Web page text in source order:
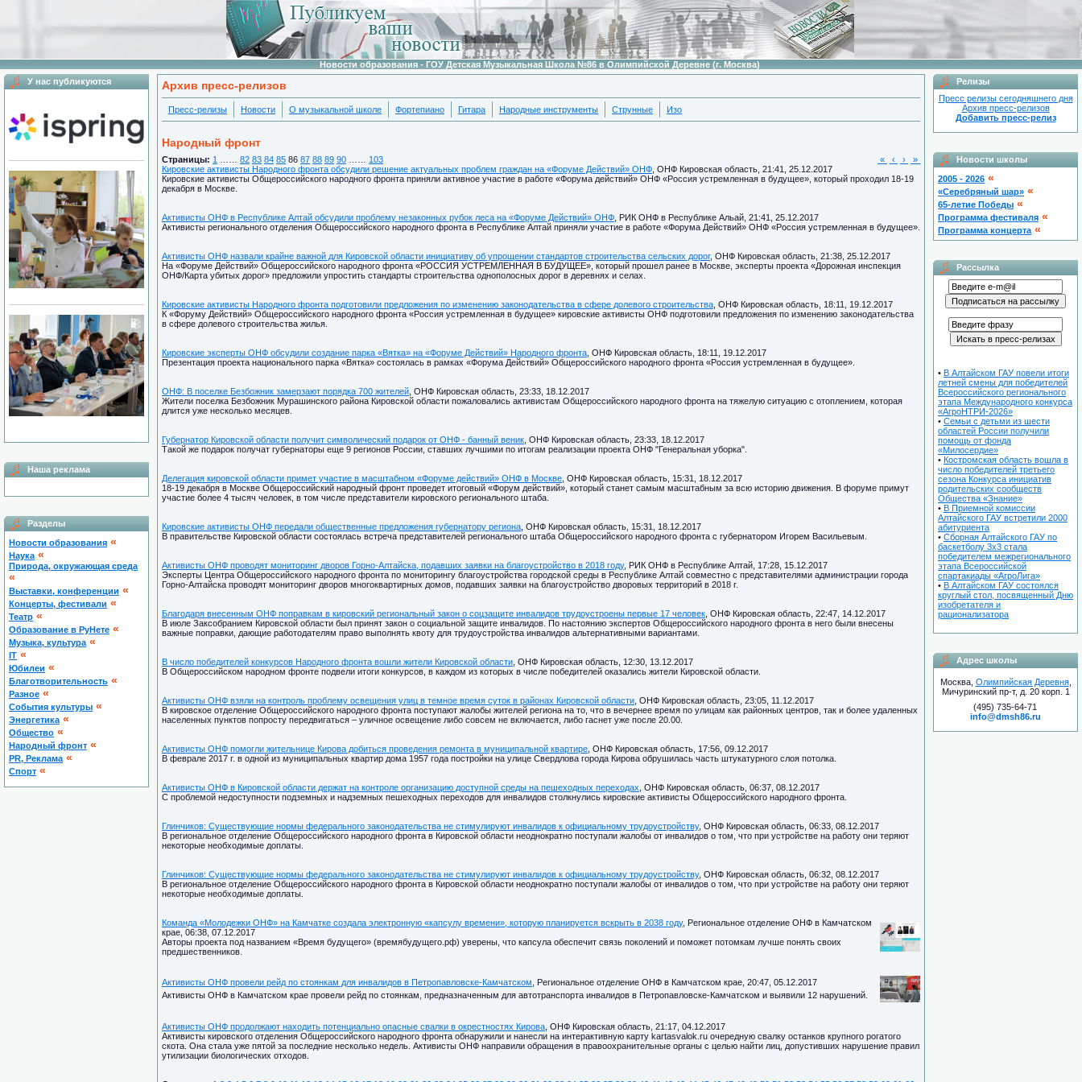
Новости образования - ГОУ Детская Музыкальная Школа №86 в Олимпийской Деревне (г. Москва)
У нас публикуются
Наша реклама
Разделы
Новости образования «
Наука «
Природа, окружающая среда
«
Выставки, конференции «
Концерты, фестивали «
Театр «
Образование в РуНете «
Музыка, культура «
IT «
Юбилеи «
Благотворительность «
Разное «
Cобытия культуры «
Энергетика «
Общество «
Народный фронт «
PR, Реклама «
Спорт «
Архив пресс-релизов
Пресс-релизы Новости О музыкальной школе Фортепиано Гитара Народные инструменты Струнные Изо
Народный фронт
Страницы: 1 82 83 84 85 86 87 88 89 90 103 « ‹ ›
»
Кировские активисты Народного фронта обсудили решение актуальных проблем граждан на «Форуме Действий» ОНФ , ОНФ Кировская область, 21:41, 25.12.2017
Кировские активисты Общероссийского народного фронта приняли активное участие в работе «Форума действий» ОНФ «Россия устремленная в будущее», который проходил 18-19
декабря в Москве.
Активисты ОНФ в Республике Алтай обсудили проблему незаконных рубок леса на «Форуме Действий» ОНФ , РИК ОНФ в Республике Альай, 21:41, 25.12.2017
Активисты регионального отделения Общероссийского народного фронта в Республике Алтай приняли участие в работе «Форума Действий» ОНФ «Россия устремленная в будущее».
Активисты ОНФ назвали крайне важной для Кировской области инициативу об упрощении стандартов строительства сельских дорог, ОНФ Кировская область, 21:38, 25.12.2017
На «Форуме Действий» Общероссийского народного фронта «РОССИЯ УСТРЕМЛЕННАЯ В БУДУЩЕЕ», который прошел ранее в Москве, эксперты проекта «Дорожная инспекция
ОНФ/Карта убитых дорог» предложили упростить стандарты строительства однополосных дорог в деревнях и селах.
Кировские активисты Народного фронта подготовили предложения по изменению законодательства в сфере долевого строительства , ОНФ Кировская область, 18:11, 19.12.2017
К «Форуму Действий» Общероссийского народного фронта «Россия устремленная в будущее» кировские активисты ОНФ подготовили предложения по изменению законодательства
в сфере долевого строительства жилья.
Кировские эксперты ОНФ обсудили создание парка «Вятка» на «Форуме Действий» Народного фронта , ОНФ Кировская область, 18:11, 19.12.2017
Презентация проекта национального парка «Вятка» состоялась в рамках «Форума Действий» Общероссийского народного фронта «Россия устремленная в будущее».
ОНФ: В поселке Безбожник замерзают порядка 700 жителей , ОНФ Кировская область, 23:33, 18.12.2017
Жители поселка Безбожник Мурашинского района Кировской области пожаловались активистам Общероссийского народного фронта на тяжелую ситуацию с отоплением, которая
длится уже несколько месяцев.
Губернатор Кировской области получит символический подарок от ОНФ - банный веник , ОНФ Кировская область, 23:33, 18.12.2017
Такой же подарок получат губернаторы еще 9 регионов России, ставших лучшими по итогам реализации проекта ОНФ "Генеральная уборка".
Делегация кировской области примет участие в масштабном «Форуме действий» ОНФ в Москве , ОНФ Кировская область, 15:31, 18.12.2017
18-19 декабря в Москве Общероссийский народный фронт проведет итоговый «Форум действий», который станет самым масштабным за всю историю движения. В форуме примут
участие более 4 тысяч человек, в том числе представители кировского регионального штаба.
Кировские активисты ОНФ передали общественные предложения губернатору региона , ОНФ Кировская область, 15:31, 18.12.2017
В правительстве Кировской области состоялась встреча представителей регионального штаба Общероссийского народного фронта с губернатором Игорем Васильевым.
Активисты ОНФ проводят мониторинг дворов Горно-Алтайска, подавших заявки на благоустройство в 2018 году, РИК ОНФ в Республике Алтай, 17:28, 15.12.2017
Эксперты Центра Общероссийского народного фронта по мониторингу благоустройства городской среды в Республике Алтай совместно с представителями администрации города
Горно-Алтайска проводят мониторинг дворов многоквартирных домов, подавших заявки на благоустройство дворовых территорий в 2018 г.
Благодаря внесенным ОНФ поправкам в кировский региональный закон о соцзащите инвалидов трудоустроены первые 17 человек , ОНФ Кировская область, 22:47, 14.12.2017
В июле Заксобранием Кировской области был принят закон о социальной защите инвалидов. По настоянию экспертов Общероссийского народного фронта в него были внесены
важные поправки, дающие работодателям право выполнять квоту для трудоустройства инвалидов альтернативными вариантами.
В число победителей конкурсов Народного фронта вошли жители Кировской области , ОНФ Кировская область, 12:30, 13.12.2017
В Общероссийском народном фронте подвели итоги конкурсов, в каждом из которых в числе победителей оказались жители Кировской области.
Активисты ОНФ взяли на контроль проблему освещения улиц в темное время суток в районах Кировской области , ОНФ Кировская область, 23:05, 11.12.2017
В кировское отделение Общероссийского народного фронта поступают жалобы жителей региона на то, что в вечернее время по улицам как районных центров, так и более удаленных
населенных пунктов попросту передвигаться – уличное освещение либо совсем не включается, либо гаснет уже после 20.00.
Активисты ОНФ помогли жительнице Кирова добиться проведения ремонта в муниципальной квартире , ОНФ Кировская область, 17:56, 09.12.2017
В феврале 2017 г. в одной из муниципальных квартир дома 1957 года постройки на улице Свердлова города Кирова обрушилась часть штукатурного слоя потолка.
Активисты ОНФ в Кировской области держат на контроле организацию доступной среды на пешеходных переходах , ОНФ Кировская область, 06:37, 08.12.2017
С проблемой недоступности подземных и надземных пешеходных переходов для инвалидов столкнулись кировские активисты Общероссийского народного фронта.
Глинчиков: Существующие нормы федерального законодательства не стимулируют инвалидов к официальному трудоустройству, ОНФ Кировская область, 06:33, 08.12.2017
В региональное отделение Общероссийского народного фронта в Кировской области неоднократно поступали жалобы от инвалидов о том, что при устройстве на работу они теряют
некоторые необходимые доплаты.
Глинчиков: Существующие нормы федерального законодательства не стимулируют инвалидов к официальному трудоустройству, ОНФ Кировская область, 06:32, 08.12.2017
В региональное отделение Общероссийского народного фронта в Кировской области неоднократно поступали жалобы от инвалидов о том, что при устройстве на работу они теряют
некоторые необходимые доплаты.
Команда «Молодежки ОНФ» на Камчатке создала электронную «капсулу времени», которую планируется вскрыть в 2038 году, Региональное отделение ОНФ в Камчатском
крае, 06:38, 07.12.2017
Авторы проекта под названием «Время будущего» (времябудущего.рф) уверены, что капсула обеспечит связь поколений и поможет потомкам лучше понять своих
предшественников.
Активисты ОНФ провели рейд по стоянкам для инвалидов в Петропавловске-Камчатском , Региональное отделение ОНФ в Камчатском крае, 20:47, 05.12.2017
Активисты ОНФ в Камчатском крае провели рейд по стоянкам, предназначенным для автотранспорта инвалидов в Петропавловске-Камчатском и выявили 12 нарушений.
Активисты ОНФ продолжают находить потенциально опасные свалки в окрестностях Кирова , ОНФ Кировская область, 21:17, 04.12.2017
Активисты кировского отделения Общероссийского народного фронта обнаружили и нанесли на интерактивную карту kartasvalok.ru очередную свалку останков крупного рогатого
скота. Она стала уже пятой за последние несколько недель. Активисты ОНФ направили обращения в правоохранительные органы с целью найти лиц, допустивших нарушение правил
утилизации биологических отходов.
Релизы
Пресс релизы сегодняшнего дня
Архив пресс-релизов
Добавить пресс-релиз
Новости школы
2005 - 2026 «
«Серебряный шар» «
65-летие Победы «
Программа фестиваля «
Программа концерта «
Рассылка
• В Алтайском ГАУ повели итоги
летней смены для победителей
Всероссийского регионального
этапа Международного конкурса
«АгроНТРИ-2026»
• Семьи с детьми из шести
областей России получили
помощь от фонда
«Милосердие»
• Костромская область вошла в
число победителей третьего
сезона Конкурса инициатив
родительских сообществ
Общества «Знание»
• В Приемной комиссии
Алтайского ГАУ встретили 2000
абитуриента
• Сборная Алтайского ГАУ по
баскетболу 3х3 стала
победителем межрегионального
этапа Всероссийской
спартакиады «АгроЛига»
• В Алтайском ГАУ состоялся
круглый стол, посвященный Дню
изобретателя и
рационализатора
Адрес школы
Москва, Олимпийская Деревня,
Мичуринский пр-т, д. 20 корп. 1
(495) 735-64-71
info@dmsh86.ru